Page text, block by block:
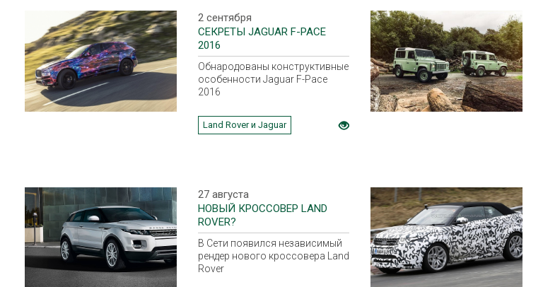
2 сентября
СЕКРЕТЫ JAGUAR F-PACE
2016
Обнародованы конструктивные
особенности Jaguar F-Pace
2016
Land Rover и Jaguar
27 августа
НОВЫЙ КРОССОВЕР LAND
ROVER?
В Сети появился независимый
рендер нового кроссовера Land
Rover